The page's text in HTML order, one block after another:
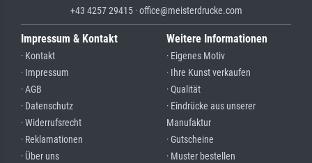
+43 4257 29415 · office@meisterdrucke.com
Impressum & Kontakt
· Kontakt
· Impressum
· AGB
· Datenschutz
· Widerrufsrecht
· Reklamationen
· Über uns
Weitere Informationen
· Eigenes Motiv
· Ihre Kunst verkaufen
· Qualität
· Eindrücke aus unserer
Manufaktur
· Gutscheine
· Muster bestellen